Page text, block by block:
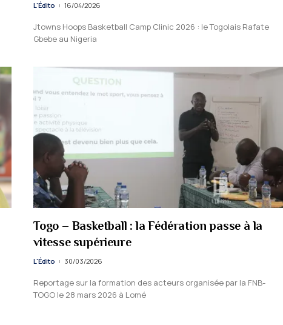
L'Édito 16/04/2026
Jtowns Hoops Basketball Camp Clinic 2026 : le Togolais Rafate
Gbebe au Nigeria
Togo – Basketball : la Fédération passe à la
vitesse supérieure
L'Édito 30/03/2026
Reportage sur la formation des acteurs organisée par la FNB-
TOGO le 28 mars 2026 à Lomé